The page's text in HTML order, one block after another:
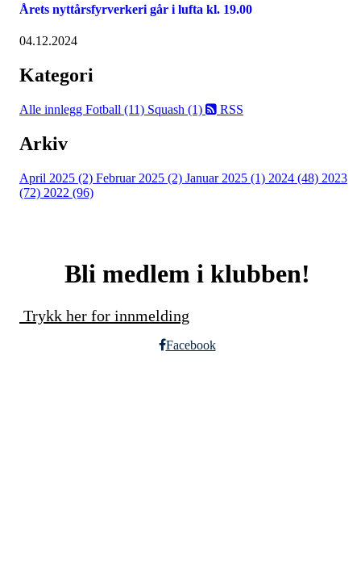
Årets nyttårsfyrverkeri går i lufta kl. 19.00
04.12.2024
Kategori
Alle innlegg Fotball (11) Squash (1) RSS
Arkiv
April 2025 (2) Februar 2025 (2) Januar 2025 (1) 2024 (48) 2023
(72) 2022 (96)
Bli medlem i klubben!
Trykk her for innmelding
Facebook